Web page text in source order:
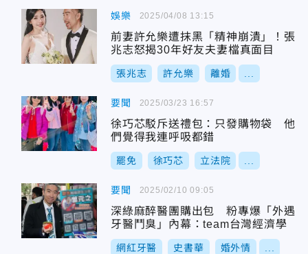
娛樂
前妻許允樂遭抹黑「精神崩潰」！張
兆志怒揭30年好友夫妻檔真面目
張兆志 許允樂 離婚
2025/04/08 13:15
要聞
徐巧芯駁斥送禮包：只發購物袋 他
們覺得我連呼吸都錯
罷免 徐巧芯 立法院
2025/03/23 16:57
要聞
深綠麻醉醫團購出包 粉專爆「外遇
牙醫鬥臭」內幕：team台灣經濟學
網紅牙醫 史書華 婚外情
2025/02/10 09:05